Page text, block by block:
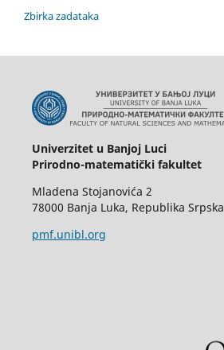
Zbirka zadataka
Univerzitet u Banjoj Luci
Prirodno-matematički fakultet
Mladena Stojanovića 2
78000 Banja Luka, Republika Srpska
pmf.unibl.org